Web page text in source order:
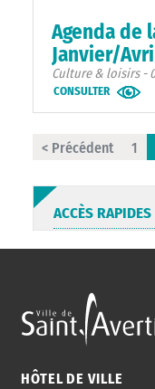
Agenda de
Janvier/
Culture & loisirs -
CONSULTER
< Précédent 1
ACCÈS RAPIDES
ANNUAIRE
HORAIRES
HÔTEL DE VILLE